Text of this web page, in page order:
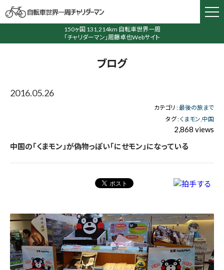
150ヶ国 131,214km 自転車世界一周
「チャリダーマン」周藤卓也Webサイト
ブログ
2016.05.26
カテゴリ :最後の旅まで
タグ :くまモン 中国
2,868 views
中国の「くまモン」が偽物っぽい「にせモン」になっている